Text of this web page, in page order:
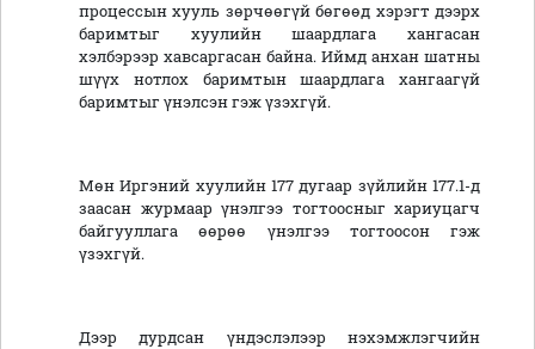
процессын хууль зөрчөөгүй бөгөөд хэрэгт дээрх
баримтыг хуулийн шаардлага хангасан
хэлбэрээр хавсаргасан байна. Иймд анхан шатны
шүүх нотлох баримтын шаардлага хангаагүй
баримтыг үнэлсэн гэж үзэхгүй.
Мөн Иргэний хуулийн 177 дугаар зүйлийн 177.1-д
заасан журмаар үнэлгээ тогтоосныг хариуцагч
байгууллага өөрөө үнэлгээ тогтоосон гэж
үзэхгүй.
Дээр дурдсан үндэслэлээр нэхэмжлэгчийн